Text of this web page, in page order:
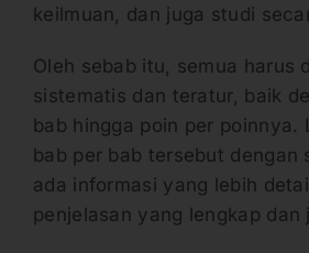
keilmuan, dan juga studi
Oleh sebab itu, semua harus
sistematis dan teratur, baik
bab hingga poin per poinnya.
bab per bab tersebut dengan
ada informasi yang lebih
penjelasan yang lengkap dan